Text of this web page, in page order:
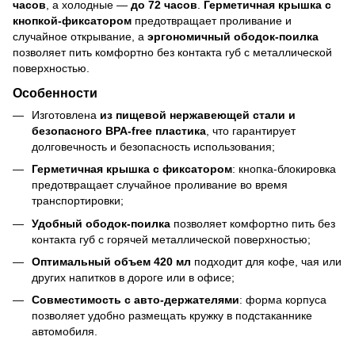
часов , а холодные — до 72 часов
Герметичная крышка с
кнопкой-фиксатором предотвращает проливание и
случайное открывание, а эргономичный ободок-поилка
позволяет пить комфортно без контакта губ с металлической
поверхностью.
Особенности
Изготовлена из пищевой нержавеющей стали и
безопасного BPA-free пластика , что гарантирует
долговечность и безопасность использования;
Герметичная крышка с фиксатором: кнопка-блокировка
предотвращает случайное проливание во время
транспортировки;
Удобный ободок-поилка позволяет комфортно пить без
контакта губ с горячей металлической поверхностью;
Оптимальный объем 420 мл подходит для кофе, чая или
других напитков в дороге или в офисе;
Совместимость с авто-держателями: форма корпуса
позволяет удобно размещать кружку в подстаканнике
автомобиля.